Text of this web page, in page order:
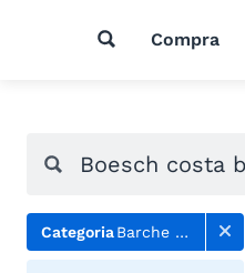
Compra
CategoriaBarche a motore